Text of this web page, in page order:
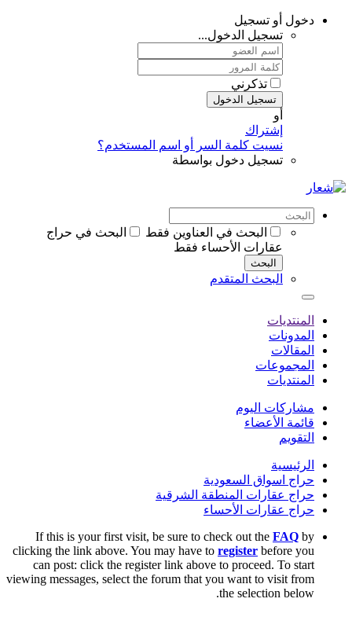
دخول أو تسجيل
تسجيل الدخول...
تذكرني
تسجيل الدخول
أو
إشتراك
نسيت كلمة السر أو اسم المستخدم؟
تسجيل دخول بواسطة
البحث في العناوين فقط
البحث في حراج
عقارات الأحساء فقط
البحث
البحث المتقدم
المنتديات
المدونات
المقالات
المجموعات
المنتديات
مشاركات اليوم
قائمة الأعضاء
التقويم
الرئيسية
حراج اسواق السعودية
حراج عقارات المنطقة الشرقية
حراج عقارات الأحساء
If this is your first visit, be sure to check out the FAQ by
clicking the link above. You may have to register before you
can post: click the register link above to proceed. To start
viewing messages, select the forum that you want to visit from
the selection below.